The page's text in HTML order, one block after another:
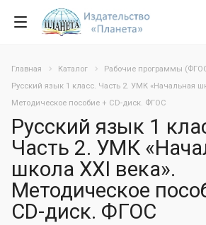
Главная Каталог
Рабочие программы
Русский язык 1 класс. Часть 2. УМК «Начальная
Методическое пособие + CD-диск. ФГОС
Русский язык 1
Часть 2. УМК
школа XXI века».
Методическое
CD-диск. ФГОС